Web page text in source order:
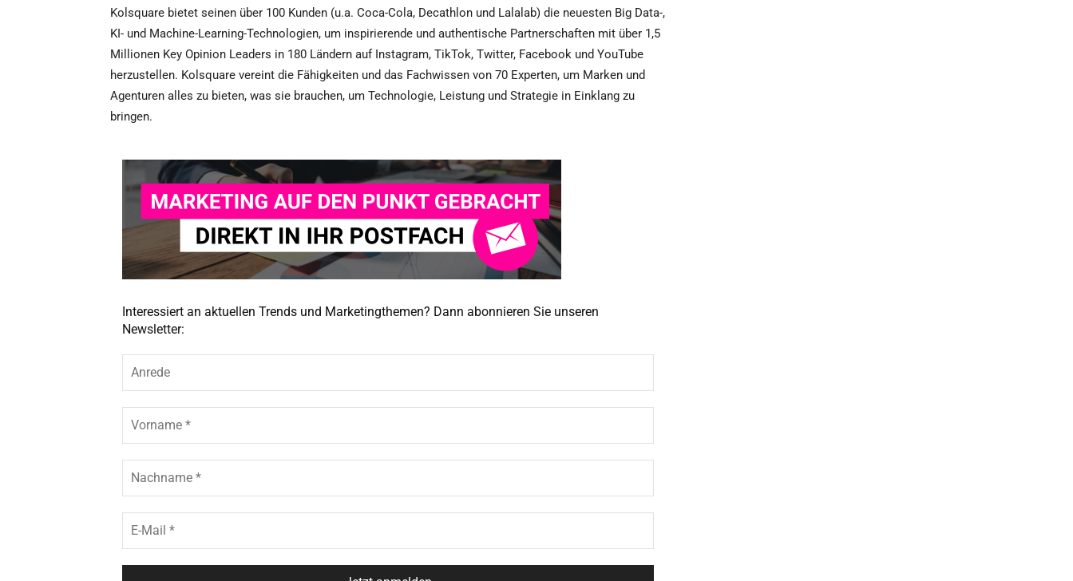
Kolsquare bietet seinen über 100 Kunden (u.a. Coca-Cola, Decathlon und Lalalab) die neuesten Big Data-,
KI- und Machine-Learning-Technologien, um inspirierende und authentische Partnerschaften mit über 1,5
Millionen Key Opinion Leaders in 180 Ländern auf Instagram, TikTok, Twitter, Facebook und YouTube
herzustellen. Kolsquare vereint die Fähigkeiten und das Fachwissen von 70 Experten, um Marken und
Agenturen alles zu bieten, was sie brauchen, um Technologie, Leistung und Strategie in Einklang zu
bringen.
Interessiert an aktuellen Trends und Marketingthemen? Dann abonnieren Sie unseren
Newsletter: